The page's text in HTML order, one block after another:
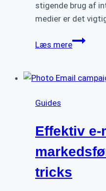
stigende brug af
medier er det
Læs mereDigital
succes
Guides
Effektiv e-
tricks